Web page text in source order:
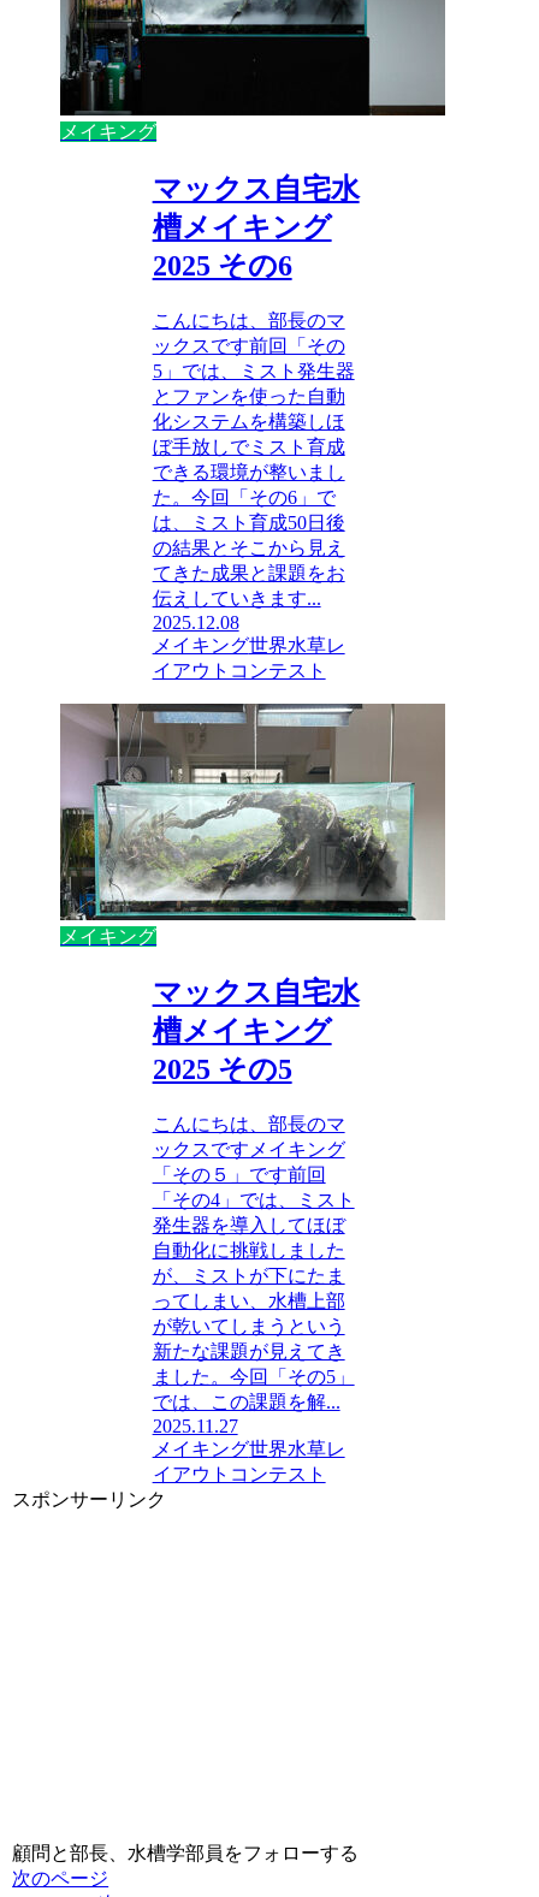
メイキング
マックス自宅水
槽メイキング
2025 その6
こんにちは、部長のマ
ックスです前回「その
5」では、ミスト発生器
とファンを使った自動
化システムを構築しほ
ぼ手放しでミスト育成
できる環境が整いまし
た。今回「その6」で
は、ミスト育成50日後
の結果とそこから見え
てきた成果と課題をお
伝えしていきます...
2025.12.08
メイキング世界水草レ
イアウトコンテスト
メイキング
マックス自宅水
槽メイキング
2025 その5
こんにちは、部長のマ
ックスですメイキング
「その５」です前回
「その4」では、ミスト
発生器を導入してほぼ
自動化に挑戦しました
が、ミストが下にたま
ってしまい、水槽上部
が乾いてしまうという
新たな課題が見えてき
ました。今回「その5」
では、この課題を解...
2025.11.27
メイキング世界水草レ
イアウトコンテスト
スポンサーリンク
顧問と部長、水槽学部員をフォローする
次のページ